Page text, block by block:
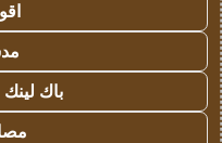
باك